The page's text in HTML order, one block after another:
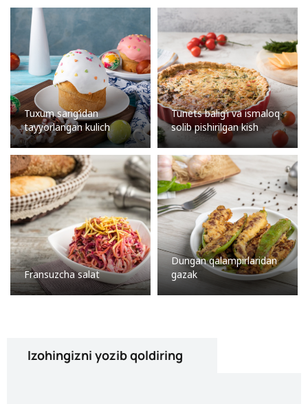
Tuxum sarig’idan
tayyorlangan kulich
Tunets balig’i va ismaloq
solib pishirilgan kish
Fransuzcha salat
Dungan qalampirlaridan
gazak
Izohingizni yozib qoldiring